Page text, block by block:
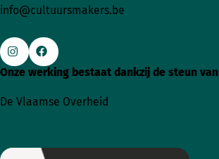
info@cultuursmakers.be
Ga
Instagram
Ga
Facebook
Onze werking bestaat dankzij de steun van
De Vlaamse Overheid